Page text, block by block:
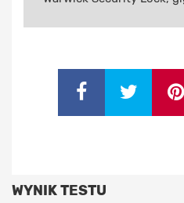
WYNIK TESTU